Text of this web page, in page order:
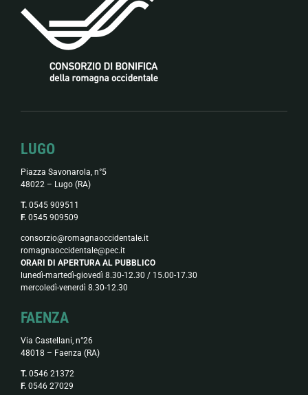
LUGO
Piazza Savonarola, n°5
48022 – Lugo (RA)
T.0545 909511
F.0545 909509
consorzio@romagnaoccidentale.it
romagnaoccidentale@pec.it
ORARI DI APERTURA AL PUBBLICO
lunedì-martedì-giovedì 8.30-12.30 / 15.00-17.30
mercoledì-venerdì 8.30-12.30
FAENZA
Via Castellani, n°26
48018 – Faenza (RA)
T.0546 21372
F.0546 27029